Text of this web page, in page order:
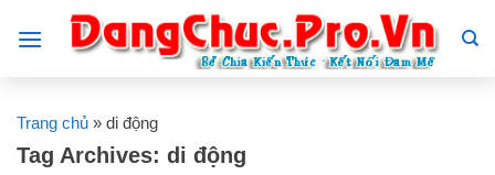
Trang chủ » di động
Tag Archives: di động